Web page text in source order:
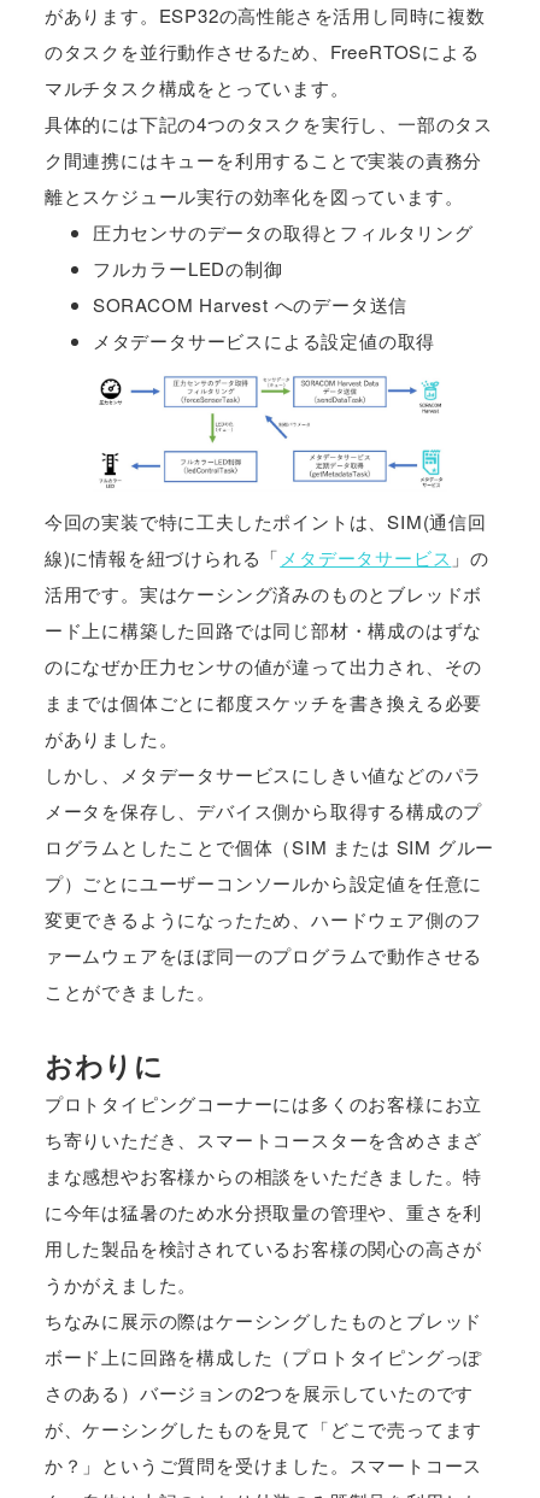
があります。ESP32の高性能さを活用し同時に複数
のタスクを並行動作させるため、FreeRTOSによる
マルチタスク構成をとっています。
具体的には下記の4つのタスクを実行し、一部のタス
ク間連携にはキューを利用することで実装の責務分
離とスケジュール実行の効率化を図っています。
圧力センサのデータの取得とフィルタリング
フルカラーLEDの制御
SORACOM Harvest へのデータ送信
メタデータサービスによる設定値の取得
今回の実装で特に工夫したポイントは、SIM(通信回
線)に情報を紐づけられる「 メタデータサービス 」の
活用です。実はケーシング済みのものとブレッドボ
ード上に構築した回路では同じ部材・構成のはずな
のになぜか圧力センサの値が違って出力され、その
ままでは個体ごとに都度スケッチを書き換える必要
がありました。
しかし、メタデータサービスにしきい値などのパラ
メータを保存し、デバイス側から取得する構成のプ
ログラムとしたことで個体（SIM または SIM グルー
プ）ごとにユーザーコンソールから設定値を任意に
変更できるようになったため、ハードウェア側のフ
ァームウェアをほぼ同一のプログラムで動作させる
ことができました。
おわりに
プロトタイピングコーナーには多くのお客様にお立
ち寄りいただき、スマートコースターを含めさまざ
まな感想やお客様からの相談をいただきました。特
に今年は猛暑のため水分摂取量の管理や、重さを利
用した製品を検討されているお客様の関心の高さが
うかがえました。
ちなみに展示の際はケーシングしたものとブレッド
ボード上に回路を構成した（プロトタイピングっぽ
さのある）バージョンの2つを展示していたのです
が、ケーシングしたものを見て「どこで売ってます
か？」というご質問を受けました。スマートコース